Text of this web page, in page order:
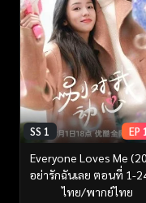
SS 1 EP
Everyone Loves Me
อย่ารักฉันเลย ตอนที่ 1-
ไทย/พากย์ไทย